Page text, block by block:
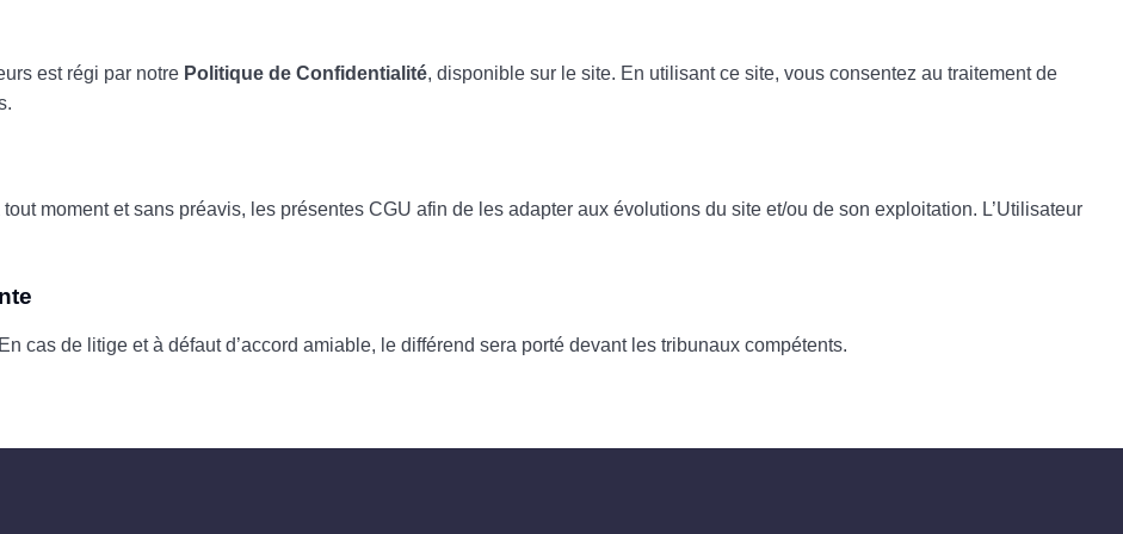
est régi par notre Politique de Confidentialité, disponible sur le site. En utilisant ce site, vous consentez au traitement de
moment et sans préavis, les présentes CGU afin de les adapter aux évolutions du site et/ou de son exploitation. L’Utilisateur
cas de litige et à défaut d’accord amiable, le différend sera porté devant les tribunaux compétents.